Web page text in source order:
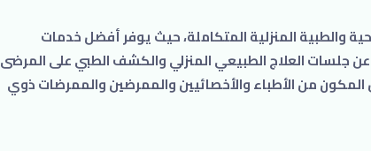
والطبية المنزلية المتكاملة، حيث يوفر أفضل خدمات
عن جلسات العلاج الطبيعي المنزلي والكشف الطبي على المرضى
من الأطباء والأخصائيين والممرضين والممرضات ذوي